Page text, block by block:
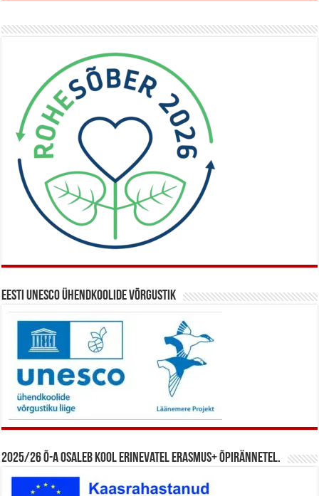
Eesti UNESCO ühendkoolide võrgustik
2025/26 õ-a osaleb kool erinevatel Erasmus+ õpirännetel.